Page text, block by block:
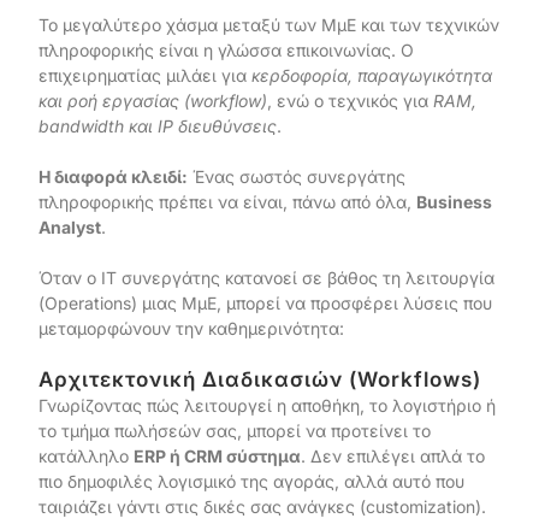
Το μεγαλύτερο χάσμα μεταξύ των ΜμΕ και των τεχνικών
πληροφορικής είναι η γλώσσα επικοινωνίας. Ο
επιχειρηματίας μιλάει γιακερδοφορία, παραγωγικότητα
και ροή εργασίας (workflow) , ενώ ο τεχνικός για RAM,
bandwidth και IP διευθύνσεις.
Η διαφορά κλειδί: Ένας σωστός συνεργάτης
πληροφορικής πρέπει να είναι, πάνω από όλα, Business
Analyst.
Όταν ο IT συνεργάτης κατανοεί σε βάθος τη λειτουργία
(Operations) μιας ΜμΕ, μπορεί να προσφέρει λύσεις που
μεταμορφώνουν την καθημερινότητα:
Αρχιτεκτονική Διαδικασιών (Workflows)
Γνωρίζοντας πώς λειτουργεί η αποθήκη, το λογιστήριο ή
το τμήμα πωλήσεών σας, μπορεί να προτείνει το
κατάλληλο ERP ή CRM σύστημα. Δεν επιλέγει απλά το
πιο δημοφιλές λογισμικό της αγοράς, αλλά αυτό που
ταιριάζει γάντι στις δικές σας ανάγκες (customization).